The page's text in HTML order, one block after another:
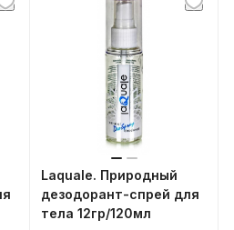
Laquale. Природный
дезодорант-спрей для
тела 12гр/120мл